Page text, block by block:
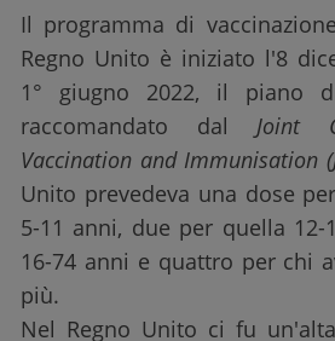
Il programma di
Regno Unito è iniziato l'8
1° giugno 2022, il piano
raccomandato dal Joint
Vaccination and Immunisation
Unito prevedeva una dose
5-11 anni, due per quella
16-74 anni e quattro per chi
più.
Nel Regno Unito ci fu